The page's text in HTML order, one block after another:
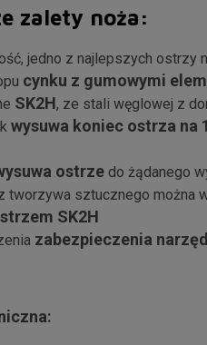
zalety noża:
jedno z najlepszych ostrzy
cynku z gumowymi
SK2H, ze stali węglowej z
wysuwa koniec ostrza na
ostrze do żądanego
tworzywa sztucznego można
SK2H
zabezpieczenia